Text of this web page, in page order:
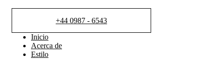
+44 0987 - 6543
Inicio
Acerca de
Estilo